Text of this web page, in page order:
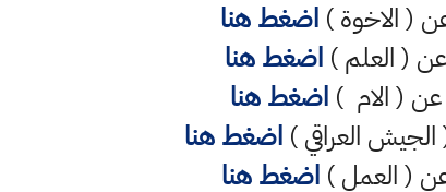
( الاخوة ) اضغط هنا
( العلم ) اضغط هنا
( الام ) اضغط هنا
العراقي )اضغط هنا
( العمل ) اضغط هنا